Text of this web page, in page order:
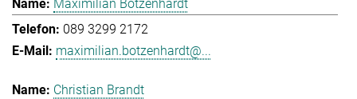
Maximilian Botzenhardt
089 3299 2172
maximilian.botzenhardt@...
Christian Brandt